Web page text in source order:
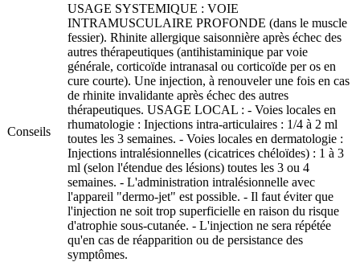
Conseils
USAGE SYSTEMIQUE : VOIE
INTRAMUSCULAIRE PROFONDE (dans le muscle
fessier). Rhinite allergique saisonnière après échec des
autres thérapeutiques (antihistaminique par voie
générale, corticoïde intranasal ou corticoïde per os en
cure courte). Une injection, à renouveler une fois en cas
de rhinite invalidante après échec des autres
thérapeutiques. USAGE LOCAL : - Voies locales en
rhumatologie : Injections intra-articulaires : 1/4 à 2 ml
toutes les 3 semaines. - Voies locales en dermatologie :
Injections intralésionnelles (cicatrices chéloïdes) : 1 à 3
ml (selon l'étendue des lésions) toutes les 3 ou 4
semaines. - L'administration intralésionnelle avec
l'appareil "dermo-jet" est possible. - Il faut éviter que
l'injection ne soit trop superficielle en raison du risque
d'atrophie sous-cutanée. - L'injection ne sera répétée
qu'en cas de réapparition ou de persistance des
symptômes.